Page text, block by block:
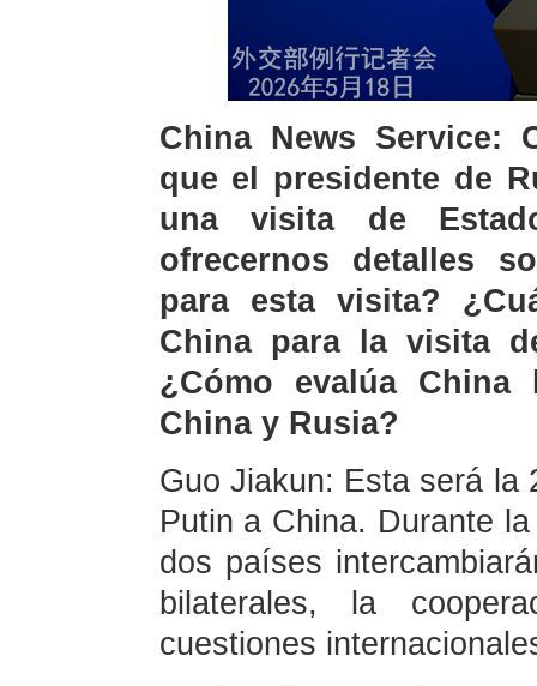
China News Service:
que el presidente de
una visita de
ofrecernos detalles
para esta visita?
China para la visita
¿Cómo evalúa China
China y Rusia?
Guo Jiakun: Esta será la
Putin a China. Durante
dos países
bilaterales, la
cuestiones